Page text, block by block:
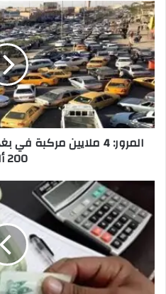
المرور:
4
ملايين
مركبة
في
بغداد
والشوارع
تستوعب
نحو
200
المرور: 4 ملايين
200 ألف
نسبة
سلف
الموظفين
والمتقاعدين